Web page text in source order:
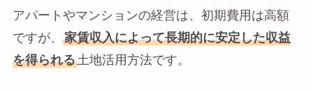
アパートやマンションの経営は、初期費用は高額
ですが、
家賃収入によって長期的に安定した収益
を得られる土地活用方法です。